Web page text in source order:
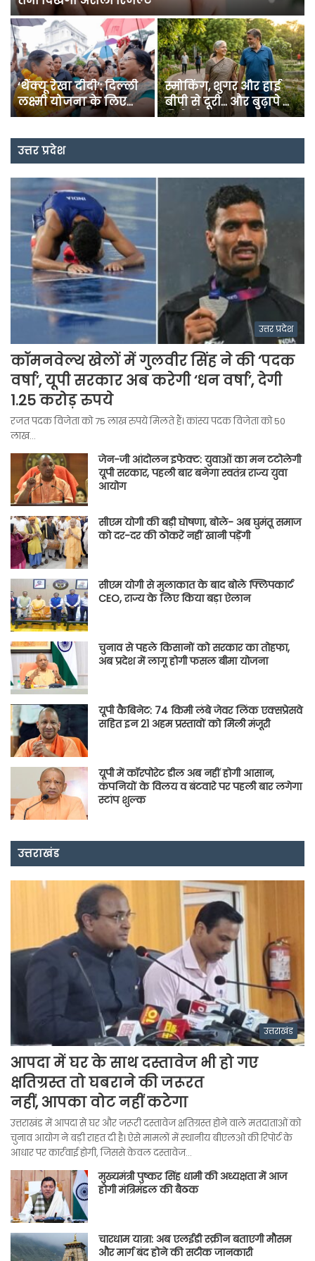
3.25 लाख करोड़ का मेगा
सौदा: फ्रांस ने भारत को
सौंपा राफेल विमानों के
जनविश्वास या परफॉर्मेंस
टेस्ट? आज से अफसरों की
फील्ड में हाजिरी, हर जिले
उत्तर प्रदेश
उत्तर प्रदेश
कॉमनवेल्थ खेलों में गुलवीर सिंह ने की ‘पदक
वर्षा’, यूपी सरकार अब करेगी ‘धन वर्षा’, देगी
1.25 करोड़ रुपये
रजत पदक विजेता को 75 लाख रुपये मिलते हैं। कांस्य पदक विजेता को 50
लाख…
जेन-जी आंदोलन इफेक्ट: युवाओं का मन टटोलेगी
यूपी सरकार, पहली बार बनेगा स्वतंत्र राज्य युवा
आयोग
सीएम योगी की बड़ी घोषणा, बोले- अब घुमंतू समाज
को दर-दर की ठोकरें नहीं खानी पड़ेंगी
सीएम योगी से मुलाकात के बाद बोले फ्लिपकार्ट
CEO, राज्य के लिए किया बड़ा ऐलान
चुनाव से पहले किसानों को सरकार का तोहफा,
अब प्रदेश में लागू होगी फसल बीमा योजना
यूपी कैबिनेट: 74 किमी लंबे जेवर लिंक एक्सप्रेसवे
सहित इन 21 अहम प्रस्तावों को मिली मंजूरी
यूपी में कॉरपोरेट डील अब नहीं होगी आसान,
कंपनियों के विलय व बंटवारे पर पहली बार लगेगा
स्टांप शुल्क
उत्तराखंड
उत्तराखंड
आपदा में घर के साथ दस्तावेज भी हो गए
क्षतिग्रस्त तो घबराने की जरूरत
नहीं, आपका वोट नहीं कटेगा
उत्तराखंड में आपदा से घर और जरूरी दस्तावेज क्षतिग्रस्त होने वाले मतदाताओं को
चुनाव आयोग ने बड़ी राहत दी है। ऐसे मामलों में स्थानीय बीएलओ की रिपोर्ट के
आधार पर कार्रवाई होगी, जिससे केवल दस्तावेज…
मुख्यमंत्री पुष्कर सिंह धामी की अध्यक्षता में आज
होगी मंत्रिमंडल की बैठक
चारधाम यात्रा: अब एलईडी स्क्रीन बताएगी मौसम
और मार्ग बंद होने की सटीक जानकारी